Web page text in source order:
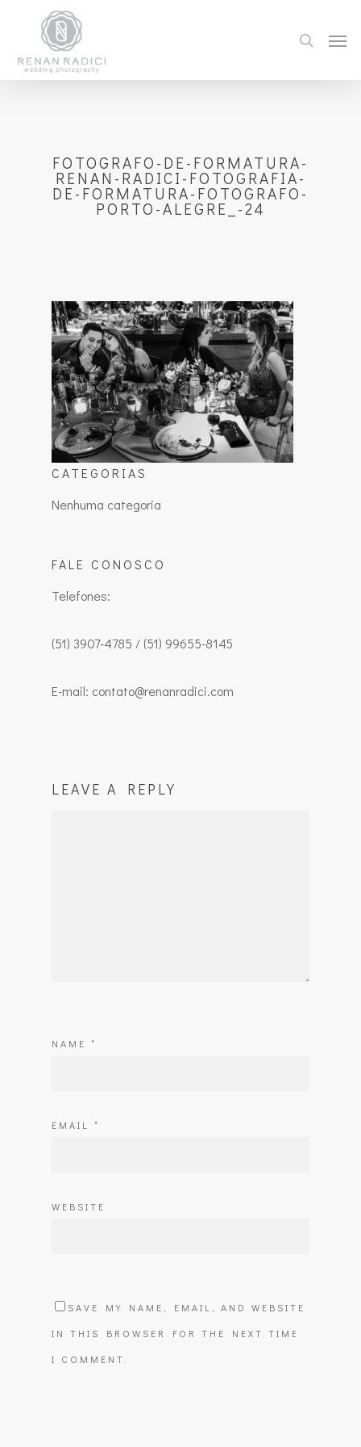
FOTOGRAFO-DE-FORMATURA-
RENAN-RADICI-FOTOGRAFIA-
DE-FORMATURA-FOTOGRAFO-
PORTO-ALEGRE_-24
CATEGORIAS
Nenhuma categoria
FALE CONOSCO
Telefones:
(51) 3907-4785 / (51) 99655-8145
E-mail: contato@renanradici.com
LEAVE A REPLY
NAME *
EMAIL *
WEBSITE
SAVE MY NAME, EMAIL, AND WEBSITE
IN THIS BROWSER FOR THE NEXT TIME
I COMMENT.